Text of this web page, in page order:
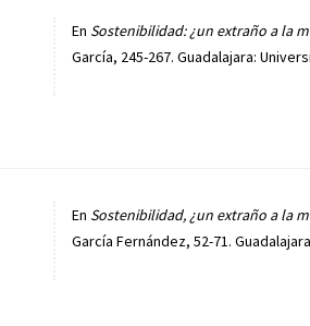
En Sostenibilidad: ¿un extraño a la
García, 245-267. Guadalajara:
En Sostenibilidad, ¿un extraño a la
García Fernández, 52-71.